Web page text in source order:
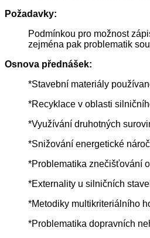
Požadavky:
Podmínkou pro možnost
zejména pak problematik
Osnova přednášek:
*Stavební materiály
*Recyklace v oblasti
*Využívání druhotných
*Snižování energetické
*Problematika znečišťování
*Externality u silničních
*Metodiky multikriteriálního
*Problematika dopravních